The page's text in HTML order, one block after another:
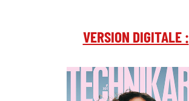
VERSION DIGITALE :